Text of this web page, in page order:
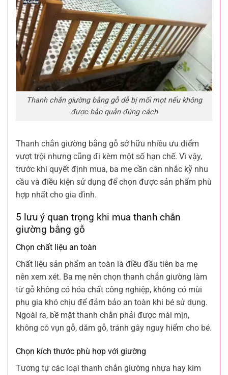
Thanh chắn giường bằng gỗ dễ bị mối mọt nếu không
được bảo quản đúng cách
Thanh chắn giường bằng gỗ sở hữu nhiều ưu điểm
vượt trội nhưng cũng đi kèm một số hạn chế. Vì vậy,
trước khi quyết định mua, ba mẹ cần cân nhắc kỹ nhu
cầu và điều kiện sử dụng để chọn được sản phẩm phù
hợp nhất cho gia đình.
5 lưu ý quan trọng khi mua thanh chắn
giường bằng gỗ
Chọn chất liệu an toàn
Chất liệu sản phẩm an toàn là điều đầu tiên ba mẹ
nên xem xét. Ba mẹ nên chọn thanh chắn giường làm
từ gỗ không có hóa chất công nghiệp, không có mùi
phụ gia khó chịu để đảm bảo an toàn khi bé sử dụng.
Ngoài ra, bề mặt thanh chắn phải được mài mịn,
không có vụn gỗ, dăm gỗ, tránh gây nguy hiểm cho bé.
Chọn kích thước phù hợp với giường
Tương tự các loại thanh chắn giường nhựa hay kim